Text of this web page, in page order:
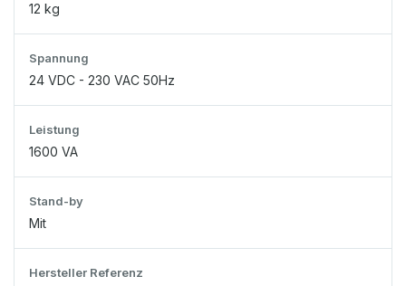
12 kg
Spannung
24 VDC - 230 VAC 50Hz
Leistung
1600 VA
Stand-by
Mit
Hersteller Referenz